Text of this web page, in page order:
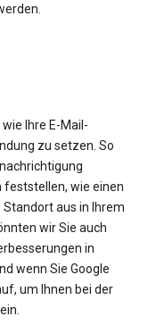
Ihre E-Mail-
zu setzen. So
wie einen
aus in Ihrem
wir Sie auch
in
wenn Sie Google
um Ihnen bei der